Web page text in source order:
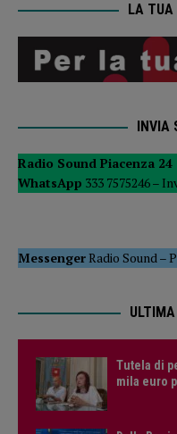
LA TUA
INVIA
Radio Sound Piacenza 24
WhatsApp 333 7575246 –
MessengerRadio Sound –
Tutela di
mila euro